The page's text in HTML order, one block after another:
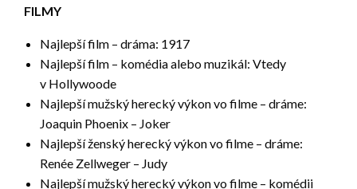
FILMY
Najlepší film – dráma: 1917
Najlepší film – komédia alebo muzikál: Vtedy
v Hollywoode
Najlepší mužský herecký výkon vo filme – dráme:
Joaquin Phoenix – Joker
Najlepší ženský herecký výkon vo filme – dráme:
Renée Zellweger – Judy
Najlepší mužský herecký výkon vo filme – komédii